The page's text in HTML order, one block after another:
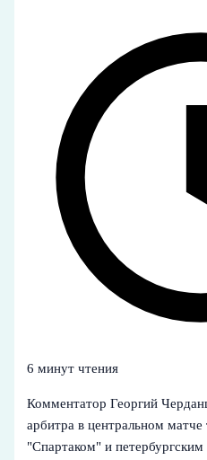
6 минут чтения
Комментатор Георгий
арбитра в центральном
"Спартаком" и